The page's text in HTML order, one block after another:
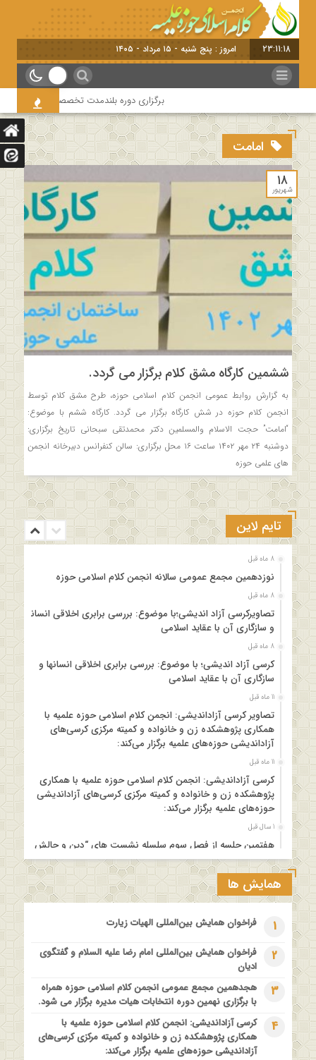
23:11:18 امروز : پنج شنبه - ۱۵ مرداد - ۱۴۰۵
برگزاری دوره بلندمدت تخصصی و کارگاه
امامت
۱۸
شهریور
ششمین کارگاه مشق کلام برگزار می گردد.
به گزارش روابط عمومی انجمن کلام اسلامی حوزه، طرح مشق کلام توسط
انجمن کلام حوزه در شش کارگاه برگزار می گردد. کارگاه ششم با موضوع:
“امامت” حجت الاسلام والمسلمین دکتر محمدتقی سبحانی تاریخ برگزاری:
دوشنبه ۲۴ مهر ۱۴۰۲ ساعت ۱۶ محل برگزاری: سالن کنفرانس دبیرخانه انجمن
های علمی حوزه
تایم لاین
8 ماه قبل
نوزدهمین مجمع عمومی سالانه انجمن کلام اسلامی حوزه
8 ماه قبل
تصاویرکرسی آزاد اندیشی؛با موضوع: بررسی برابری اخلاقی انسانها
و سازگاری آن با عقاید اسلامی
8 ماه قبل
کرسی آزاد اندیشی؛ با موضوع: بررسی برابری اخلاقی انسانها و
سازگاری آن با عقاید اسلامی
11 ماه قبل
تصاویر کرسی آزاداندیشی: انجمن کلام اسلامی حوزه علمیه با
همکاری پژوهشکده زن و خانواده و کمیته مرکزی کرسی‌های
آزاداندیشی حوزه‌های علمیه برگزار می‌کند:
11 ماه قبل
کرسی آزاداندیشی: انجمن کلام اسلامی حوزه علمیه با همکاری
پژوهشکده زن و خانواده و کمیته مرکزی کرسی‌های آزاداندیشی
حوزه‌های علمیه برگزار می‌کند:
1 سال قبل
هفتمین جلسه از فصل سوم سلسله نشست های “دین و چالش
های روز” ویژه برنامه “چهارشنبه های اعتقادی” برگزار می شود.
مدرسه بهاره بازخوانی آموزه وحیانی بینونت پیشینه // تقریرها //
1 سال قبل
کارگاه آموزشی کلام تطبیقی بین المذاهب با عنوان “خداشناسی از
دیدگاه امامیه و ماتریدیه”
اولین همایش ملی” #زن و #خانواده ؛ کاوش های #وحیانی و
#عقلانی
1 سال قبل
فراخوان مقاله ویژه سیزدهمین همایش بین المللی’فلسفه دین
همایش ها
1 فراخوان همایش بین‌المللی الهیات زیارت
2
فراخوان همایش بین‌المللی امام رضا علیه السلام و گفتگوی
ادیان
3
هجدهمین مجمع عمومی انجمن کلام اسلامی حوزه همراه
با برگزاری نهمین دوره انتخابات هیات مدیره برگزار می شود.
4
کرسی آزاداندیشی: انجمن کلام اسلامی حوزه علمیه با
همکاری پژوهشکده زن و خانواده و کمیته مرکزی کرسی‌های
آزاداندیشی حوزه‌های علمیه برگزار می‌کند: